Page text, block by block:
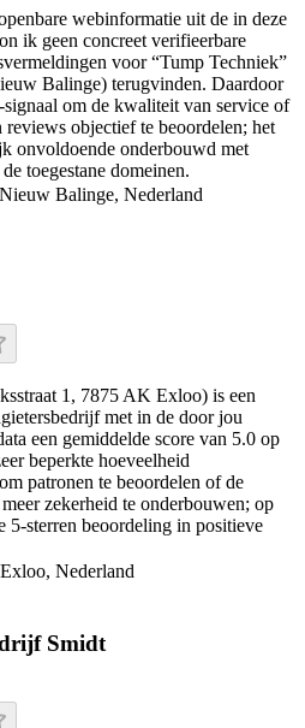
webinformatie uit de in deze
ik geen concreet verifieerbare
voor “Tump Techniek”
Balinge) terugvinden. Daardoor
om de kwaliteit van service of
objectief te beoordelen; het
onvoldoende onderbouwd met
toegestane domeinen.
Balinge, Nederland
1, 7875 AK Exloo) is een
met in de door jou
een gemiddelde score van 5.0 op
beperkte hoeveelheid
patronen te beoordelen of de
zekerheid te onderbouwen; op
5-sterren beoordeling in positieve
Nederland
Smidt